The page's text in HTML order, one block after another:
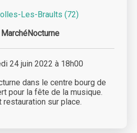
Les-Braults (72)
MarchéNocturne
24 juin 2022 à 18h00
dans le centre bourg de
pour la fête de la musique.
restauration sur place.